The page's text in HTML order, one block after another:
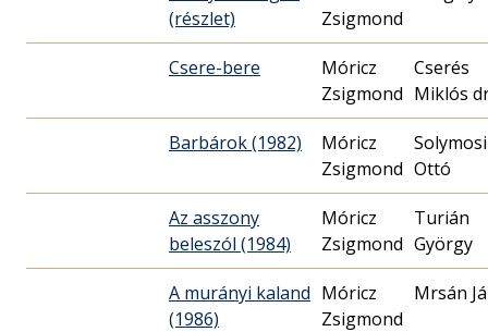
(részlet)
Zsigmond
Csere-bere
Móricz
Zsigmond
Cserés
Miklós
Barbárok (1982)
Móricz
Zsigmond
Solymosi
Ottó
Az asszony
beleszól (1984)
Móricz
Zsigmond
Turián
György
A murányi kaland
(1986)
Móricz
Zsigmond
Mrsán